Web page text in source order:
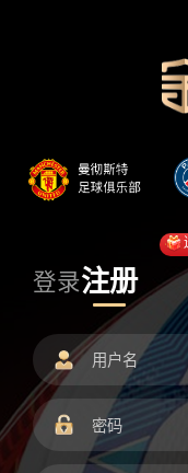
登录注册